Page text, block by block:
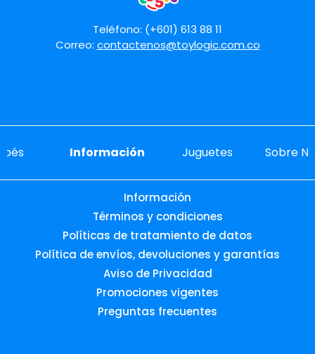
Teléfono: (+601) 613 88 11
Correo: contactenos@toylogic.com.co
Información Juguetes Sobre
Información
Términos y condiciones
Políticas de tratamiento de datos
Política de envíos, devoluciones y garantías
Aviso de Privacidad
Promociones vigentes
Preguntas frecuentes